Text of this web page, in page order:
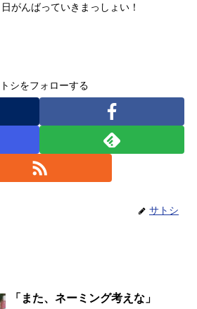
がんばっていきまっしょい！
シをフォローする
サトシ
「また、ネーミング考えな」